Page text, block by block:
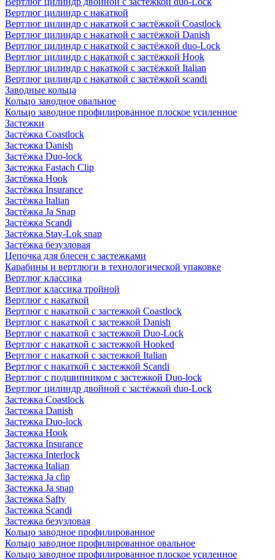
Вертлюг цилиндр с накаткой
Вертлюг цилиндр с накаткой с застёжкой Coastlock
Вертлюг цилиндр с накаткой с застёжкой Danish
Вертлюг цилиндр с накаткой с застёжкой duo-Lock
Вертлюг цилиндр с накаткой с застёжкой Hook
Вертлюг цилиндр с накаткой с застёжкой Italian
Вертлюг цилиндр с накаткой с застёжкой scandi
Заводные кольца
Кольцо заводное овальное
Кольцо заводное профилированное плоское усиленное
Застежки
Застёжка Coastlock
Застежка Danish
Застёжка Duo-lock
Застежка Fastach Clip
Застёжка Hook
Застёжка Insurance
Застёжка Italian
Застёжка Ja Snap
Застёжка Scandi
Застёжка Stay-Lok snap
Застёжка безузловая
Цепочка для блесен с застежками
Карабины и вертлюги в технологической упаковке
Вертлюг классика
Вертлюг классика тройной
Вертлюг с накаткой
Вертлюг с накаткой с застежкой Coastlock
Вертлюг с накаткой с застежкой Danish
Вертлюг с накаткой с застежкой Duo-Lock
Вертлюг с накаткой с застежкой Hooked
Вертлюг с накаткой с застежкой Italian
Вертлюг с накаткой с застежкой Scandi
Вертлюг с подшипником с застежкой Duo-lock
Вертлюг цилиндр двойной с застёжкой duo-Lock
Застежка Coastlock
Застежка Danish
Застежка Duo-lock
Застежка Hook
Застежка Insurance
Застежка Interlock
Застежка Italian
Застежка Ja clip
Застежка Ja snap
Застежка Safty
Застежка Scandi
Застежка безузловая
Кольцо заводное профилированное
Кольцо заводное профилированное овальное
Кольцо заводное профилированное плоское усиленное